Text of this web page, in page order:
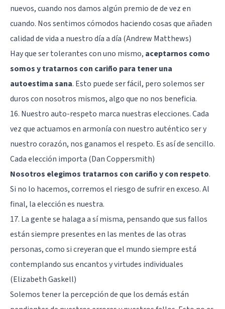
nuevos, cuando nos damos algún premio de de vez en
cuando. Nos sentimos cómodos haciendo cosas que añaden
calidad de vida a nuestro día a día (Andrew Matthews)
Hay que ser tolerantes con uno mismo, aceptarnos como
somos y tratarnos con cariño para tener una
autoestima sana. Esto puede ser fácil, pero solemos ser
duros con nosotros mismos, algo que no nos beneficia.
16. Nuestro auto-respeto marca nuestras elecciones. Cada
vez que actuamos en armonía con nuestro auténtico ser y
nuestro corazón, nos ganamos el respeto. Es así de sencillo.
Cada elección importa (Dan Coppersmith)
Nosotros elegimos tratarnos con cariño y con respeto.
Si no lo hacemos, corremos el riesgo de sufrir en exceso. Al
final, la elección es nuestra.
17. La gente se halaga a sí misma, pensando que sus fallos
están siempre presentes en las mentes de las otras
personas, como si creyeran que el mundo siempre está
contemplando sus encantos y virtudes individuales
(Elizabeth Gaskell)
Solemos tener la percepción de que los demás están